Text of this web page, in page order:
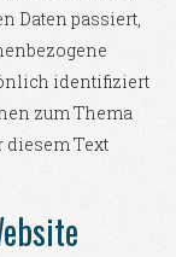
Daten passiert,
identifiziert
zum Thema
diesem Text